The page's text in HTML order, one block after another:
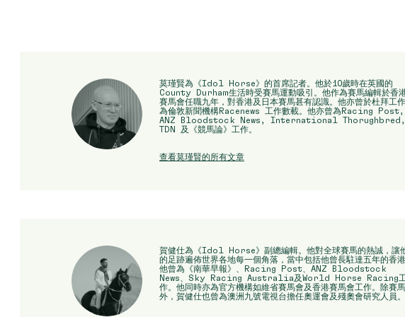
莫瑾賢為《Idol Horse》的首席記者。他於10歲時在英國的
County Durham生活時受賽馬運動吸引。他作為賽馬編輯於香
賽馬會任職九年，對香港及日本賽馬甚有認識。他亦曾於杜拜工
為倫敦新聞機構Racenews 工作數載。他亦曾為Racing Post,
ANZ Bloodstock News, International Thorughbred,
TDN 及《競馬論》工作。
查看莫瑾賢的所有文章
賀健仕為《Idol Horse》副總編輯。他對全球賽馬的熱誠，讓
的足跡遍佈世界各地每一個角落，當中包括他曾長駐達五年的香港
他曾為《南華早報》、Racing Post、ANZ Bloodstock
News、Sky Racing Australia及World Horse Racing
作。他同時亦為官方機構如維省賽馬會及香港賽馬會工作。除賽
外，賀健仕也曾為澳洲九號電視台擔任奧運會及殘奧會研究人員。